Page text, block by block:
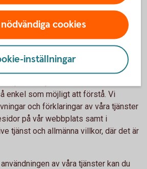
nya tjänster och produkter som
är tillgängliga från start.
i våra upphandlingsmetoder.
utbildning i tillgänglighet för
enkel som möjligt att förstå. Vi
och förklaringar av våra tjänster
på vår webbplats samt i
tjänst och allmänna villkor, där det är
av våra tjänster kan du
cookies
inställningar